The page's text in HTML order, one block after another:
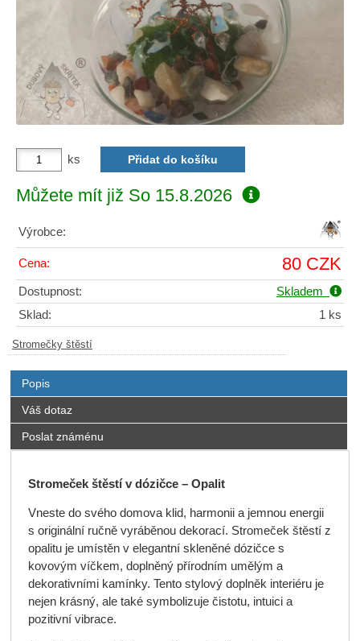
ks
Můžete mít již So 15.8.2026
Výrobce:
Cena: 80 CZK
Dostupnost:
Skladem
Sklad:
1 ks
Stromečky štěstí
Popis
Váš dotaz
Poslat známénu
Stromeček štěstív dózičce– Opalit
Vneste do svého domova klid, harmonii a jemnou energii
s originální ručně vyráběnou dekorací. Stromeček štěstí z
opalitu je umístěn v elegantní skleněné dózičce s
kovovým víčkem, doplněný přírodním umělým a
dekorativními kamínky. Tento stylový doplněk interiéru je
nejen krásný, ale také symbolizuje čistotu, intuici a
pozitivní vibrace.